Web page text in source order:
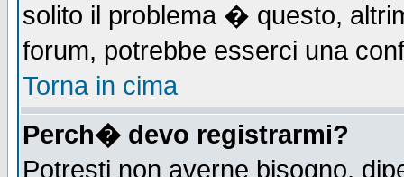
solito il problema � questo,
forum, potrebbe esserci una
Torna in cima
Perch� devo registrarmi?
Potresti non averne bisogno,